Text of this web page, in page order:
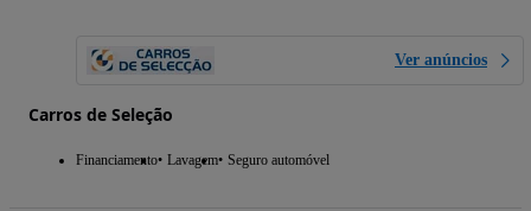
Ver anúncios
Carros de Seleção
Financiamento Lavagem Seguro automóvel